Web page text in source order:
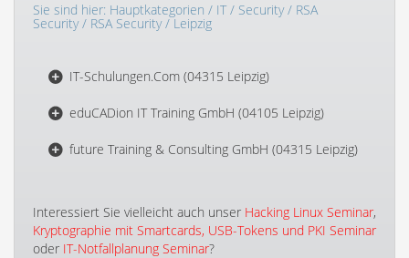
Sie sind hier: Hauptkategorien / IT/ Security/ RSA
Security/ RSA Security/ Leipzig
IT-Schulungen.Com (04315 Leipzig)
eduCADion IT Training GmbH (04105 Leipzig)
future Training & Consulting GmbH (04315 Leipzig)
Interessiert Sie vielleicht auch unser Hacking Linux Seminar,
Kryptographie mit Smartcards, USB-Tokens und PKI Seminar
oder IT-Notfallplanung Seminar?